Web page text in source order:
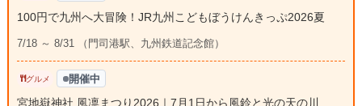
100円で九州へ大冒険！JR九州こどもぼうけんきっぷ2026夏
7/18 ～ 8/31 （門司港駅、九州鉄道記念館）
グルメ 開催中
宮地嶽神社 風凛まつり2026｜7月1日から風鈴と光の天の川